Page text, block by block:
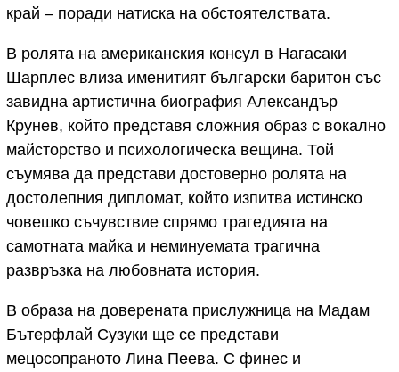
край – поради натиска на обстоятелствата.
В ролята на американския консул в Нагасаки
Шарплес влиза именитият български баритон със
завидна артистична биография Александър
Крунев, който представя сложния образ с вокално
майсторство и психологическа вещина. Той
съумява да представи достоверно ролята на
достолепния дипломат, който изпитва истинско
човешко съчувствие спрямо трагедията на
самотната майка и неминуемата трагична
развръзка на любовната история.
В образа на доверената прислужница на Мадам
Бътерфлай Сузуки ще се представи
мецосопраното Лина Пеева. С финес и